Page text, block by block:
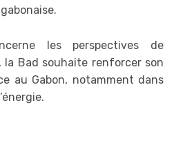
les perspectives de
la Bad souhaite renforcer son
au Gabon, notamment dans